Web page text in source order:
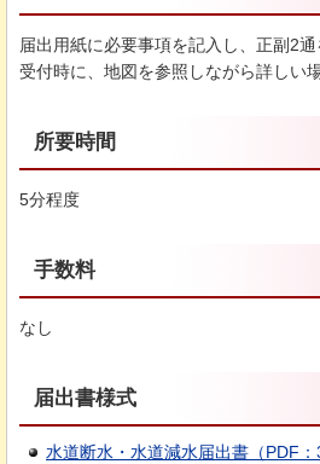
届出用紙に必要事項を記入し、正副2通
受付時に、地図を参照しながら詳しい
所要時間
5分程度
手数料
なし
届出書様式
水道断水・水道減水届出書（PDF：